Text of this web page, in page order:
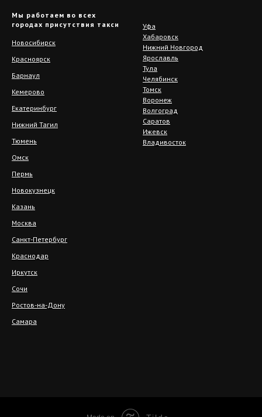
Мы работаем во всех
городах присутствия такси
Уфа
Хабаровск
Нижний Новгород
Ярославль
Тула
Челябинск
Томск
Воронеж
Волгоград
Саратов